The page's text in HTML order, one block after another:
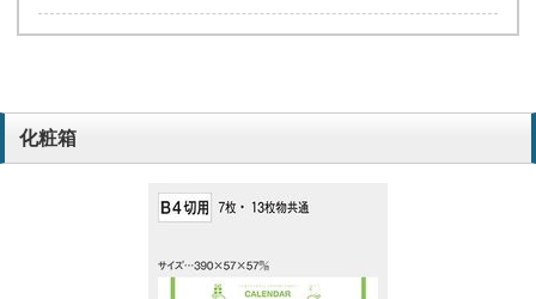
化粧箱